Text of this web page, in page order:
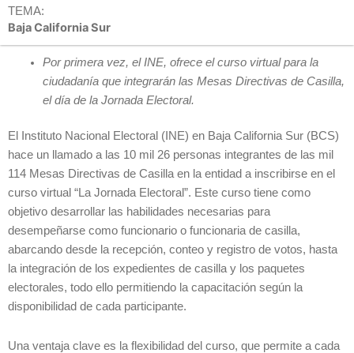
TEMA:
Baja California Sur
Por primera vez, el INE, ofrece el curso virtual para la
ciudadanía que integrarán las Mesas Directivas de Casilla,
el día de la Jornada Electoral.
El Instituto Nacional Electoral (INE) en Baja California Sur (BCS)
hace un llamado a las 10 mil 26 personas integrantes de las mil
114 Mesas Directivas de Casilla en la entidad a inscribirse en el
curso virtual “La Jornada Electoral”. Este curso tiene como
objetivo desarrollar las habilidades necesarias para
desempeñarse como funcionario o funcionaria de casilla,
abarcando desde la recepción, conteo y registro de votos, hasta
la integración de los expedientes de casilla y los paquetes
electorales, todo ello permitiendo la capacitación según la
disponibilidad de cada participante.
Una ventaja clave es la flexibilidad del curso, que permite a cada